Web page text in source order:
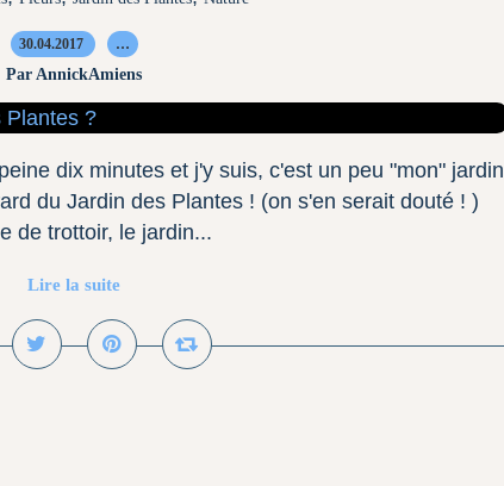
30.04.2017 …
Par AnnickAmiens
dix minutes et j'y suis, c'est un peu "mon" jardin
du Jardin des Plantes ! (on s'en serait douté ! )
de trottoir, le jardin...
Lire la suite